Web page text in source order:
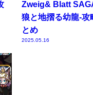
Zweig& Blatt
狼と地摺る幼龍-攻
とめ
2025.05.16